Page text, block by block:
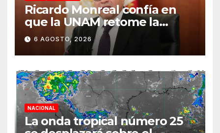
Ricardo Monreal confía en
que la UNAM retome la
normalidad e inicie el
semestre mediante el
diálogo
6 AGOSTO, 2026
NACIONAL
La onda tropical número 25